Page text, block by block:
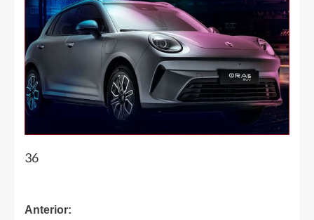
36
Anterior: